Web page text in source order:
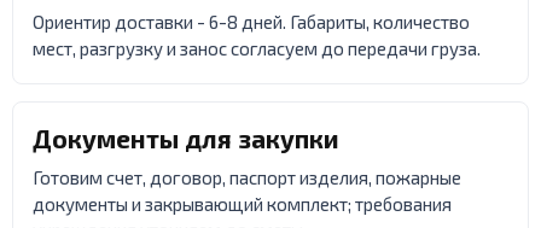
Ориентир доставки - 6-8 дней. Габариты, количество
мест, разгрузку и занос согласуем до передачи груза.
Документы для закупки
Готовим счет, договор, паспорт изделия, пожарные
документы и закрывающий комплект; требования